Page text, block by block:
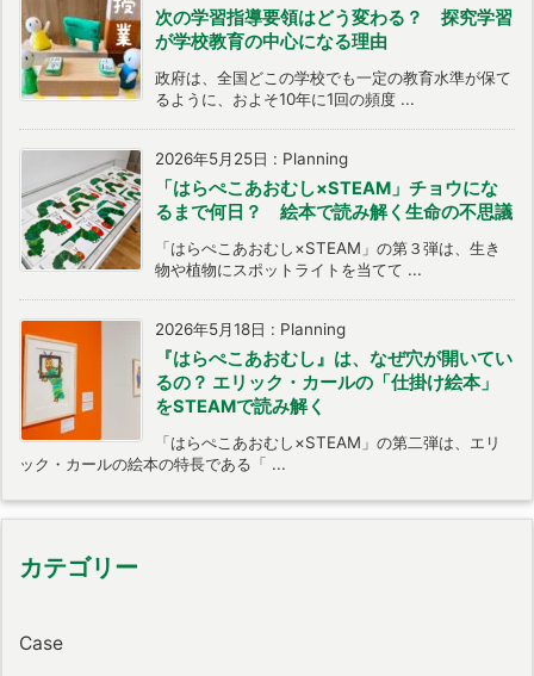
次の学習指導要領はどう変わる？ 探究学習
が学校教育の中心になる理由
政府は、全国どこの学校でも一定の教育水準が保て
るように、およそ10年に1回の頻度 ...
2026年5月25日 : Planning
「はらぺこあおむし×STEAM」チョウにな
るまで何日？ 絵本で読み解く生命の不思議
「はらぺこあおむし×STEAM」の第３弾は、生き
物や植物にスポットライトを当てて ...
2026年5月18日 : Planning
『はらぺこあおむし』は、なぜ穴が開いてい
るの？ エリック・カールの「仕掛け絵本」
をSTEAMで読み解く
「はらぺこあおむし×STEAM」の第二弾は、エリ
ック・カールの絵本の特長である「 ...
カテゴリー
Case